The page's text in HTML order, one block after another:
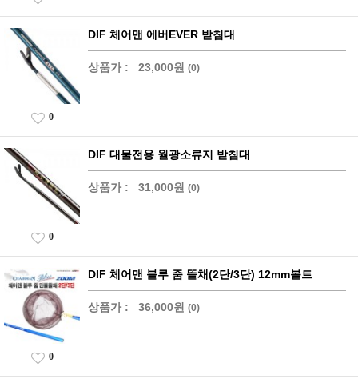
DIF 체어맨 에버EVER 받침대
상품가 : 23,000원 (0)
0
DIF 대물전용 월광소류지 받침대
상품가 : 31,000원 (0)
0
DIF 체어맨 블루 줌 뜰채(2단/3단) 12mm볼트
상품가 : 36,000원 (0)
0